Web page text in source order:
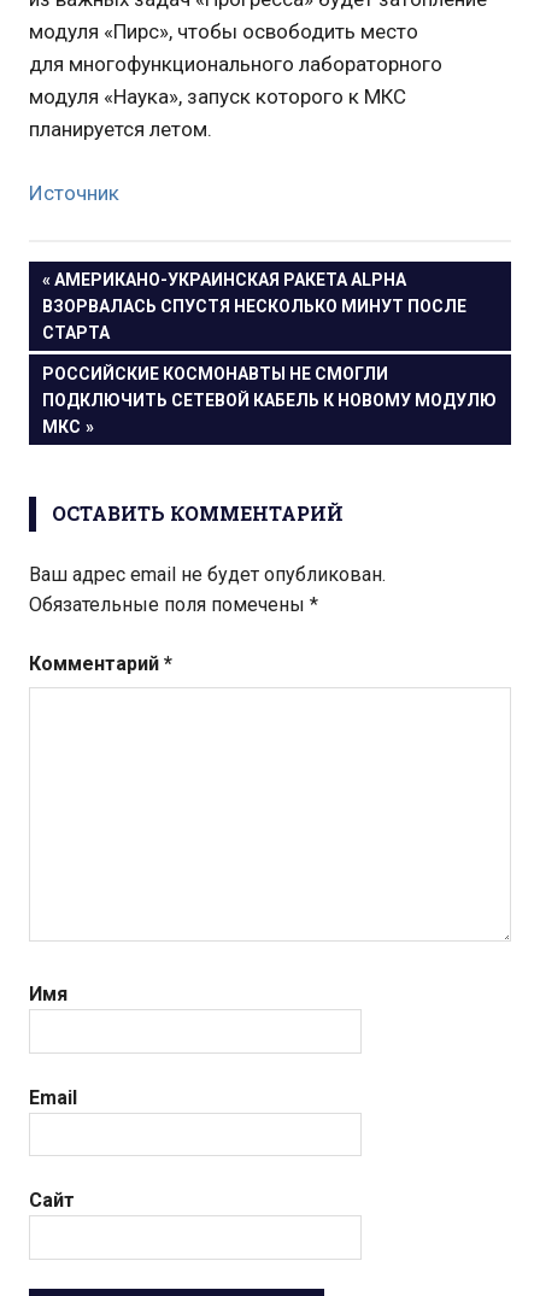
модуля «Пирс», чтобы освободить место
для многофункционального лабораторного
модуля «Наука», запуск которого к МКС
планируется летом.
Источник
Навигация
по
записям
ПРЕДЫДУЩАЯ
ЗАПИСЬ:
АМЕРИКАНО-УКРАИНСКАЯ РАКЕТА ALPHA
ВЗОРВАЛАСЬ СПУСТЯ НЕСКОЛЬКО МИНУТ ПОСЛЕ
СТАРТА
СЛЕДУЮЩАЯ
ЗАПИСЬ:
РОССИЙСКИЕ КОСМОНАВТЫ НЕ СМОГЛИ
ПОДКЛЮЧИТЬ СЕТЕВОЙ КАБЕЛЬ К НОВОМУ МОДУЛЮ
МКС
ОСТАВИТЬ КОММЕНТАРИЙ
Ваш адрес email не будет опубликован.
Обязательные поля помечены *
Комментарий *
Имя
Email
Сайт